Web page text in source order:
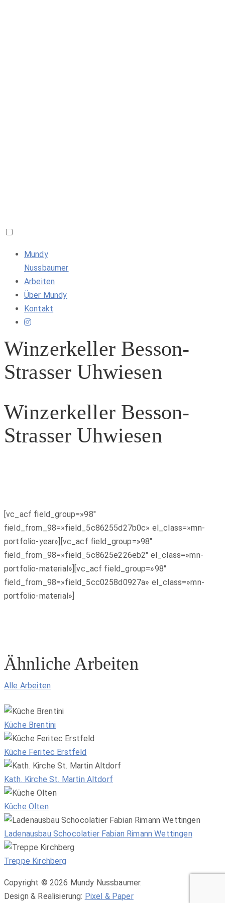
Mundy
Nussbaumer
Arbeiten
Über Mundy
Kontakt
Winzerkeller Besson-
Strasser Uhwiesen
Winzerkeller Besson-
Strasser Uhwiesen
[vc_acf field_group=»98″
field_from_98=»field_5c86255d27b0c» el_class=»mn-
portfolio-year»][vc_acf field_group=»98″
field_from_98=»field_5c8625e226eb2″ el_class=»mn-
portfolio-material»][vc_acf field_group=»98″
field_from_98=»field_5cc0258d0927a» el_class=»mn-
portfolio-material»]
Ähnliche Arbeiten
Alle Arbeiten
Küche Brentini
Küche Feritec Erstfeld
Kath. Kirche St. Martin Altdorf
Küche Olten
Ladenausbau Schocolatier Fabian Rimann Wettingen
Treppe Kirchberg
Copyright © 2026 Mundy Nussbaumer.
Design & Realisierung: Pixel & Paper